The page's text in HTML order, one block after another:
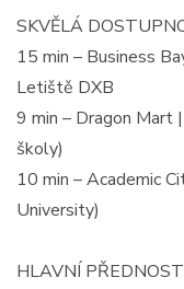
SKVĚLÁ
15 min – Business
Letiště DXB
9 min – Dragon Mart
školy)
10 min – Academic
University)
HLAVNÍ